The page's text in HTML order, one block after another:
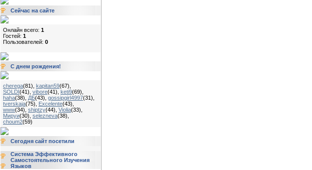
Сейчас на сайте
Онлайн всего: 1
Гостей: 1
Пользователей: 0
С днем рождения!
cherega(81) kapitan59(67)
SOLDI(41) vibore(41) keti9(69)
haha(38) ДБ(43) gossipgirl4997(31)
tverskaja(75) Excelente(43)
www(34) shiptzy(44) Violia(33)
Мируи(30) selezneva(38)
choum2(59)
Сегодня сайт посетили
Система Эффективного
Самостоятельного Изучения
Языков